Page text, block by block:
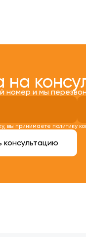
на
номер и мы
вы принимаете политику
консультацию